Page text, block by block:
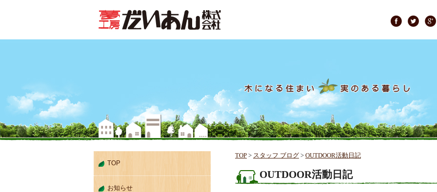
TOP
お知らせ
TOP > スタッフ ブログ > OUTDOOR活動日記
OUTDOOR活動日記